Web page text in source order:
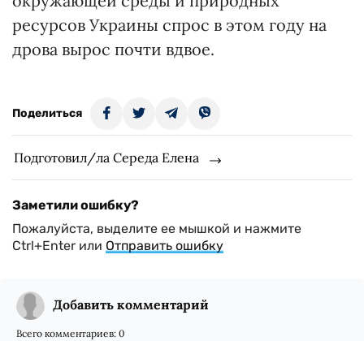
ресурсов Украины спрос в этом году на
дрова вырос почти вдвое.
Поделиться
Подготовил/ла Середа Елена
Заметили ошибку?
Пожалуйста, выделите ее мышкой и нажмите
Ctrl+Enter или Отправить ошибку
Добавить комментарий
Всего комментариев: 0